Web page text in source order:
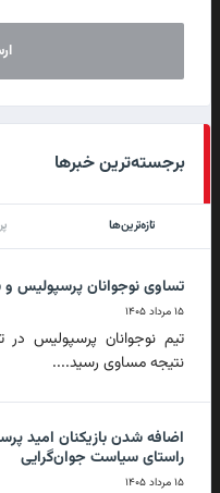
برجسته‌ترین خبرها
تازه‌ترین‌ها
تساوی نوجوانان پرسپولیس و
۱۵ مرداد ۱۴۰۵
تیم نوجوانان پرسپولیس در
نتیجه مساوی رسید....
اضافه شدن بازیکنان امید
راستای سیاست جوان‌گرایی
۱۵ مرداد ۱۴۰۵